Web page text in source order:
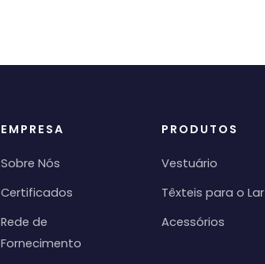
EMPRESA
Sobre Nós
Certificados
Rede de
Fornecimento
PRODUTOS
Vestuário
Têxteis para o Lar
Acessórios